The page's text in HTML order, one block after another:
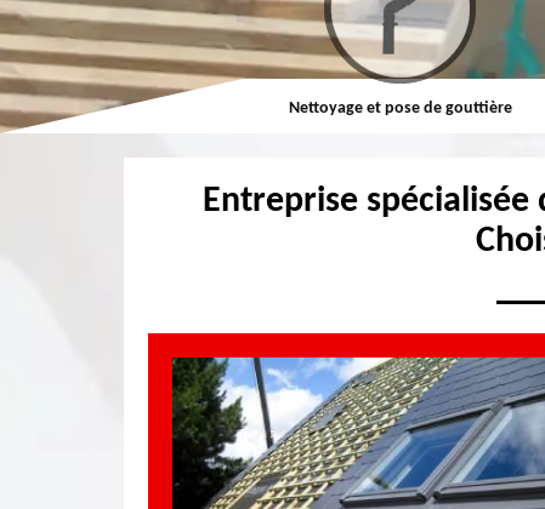
et ravalement de façade Nettoyage et pose de gouttière
Entreprise